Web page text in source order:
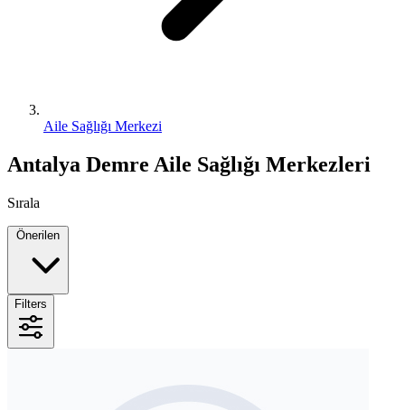
Aile Sağlığı Merkezi
Antalya Demre Aile Sağlığı Merkezleri
Sırala
Filters